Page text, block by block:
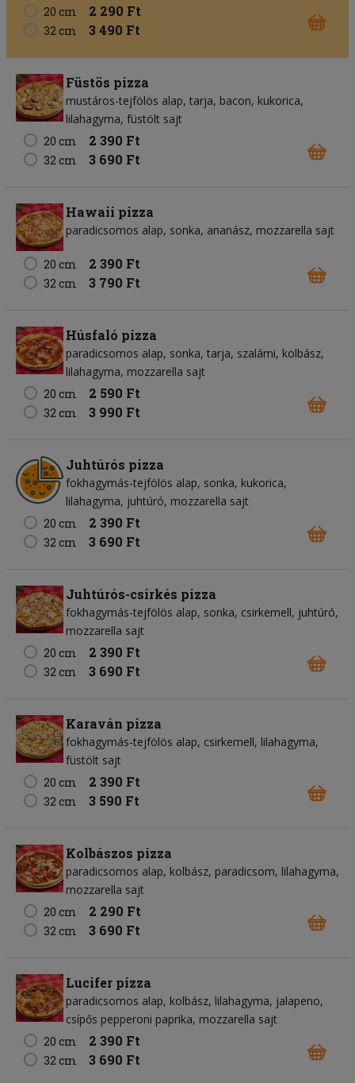
20 cm
2 290 Ft
32 cm 3 490 Ft
Füstös pizza
mustáros-tejfölös alap tarja bacon kukorica
lilahagyma füstölt sajt
20 cm
2 390 Ft
32 cm 3 690 Ft
Hawaii pizza
paradicsomos alap sonka ananász mozzarella sajt
20 cm 2 390 Ft
32 cm 3 790 Ft
Húsfaló pizza
paradicsomos alap sonka tarja szalámi kolbász
lilahagyma mozzarella sajt
20 cm
2 590 Ft
32 cm 3 990 Ft
Juhtúrós pizza
fokhagymás-tejfölös alap sonka kukorica
lilahagyma juhtúró mozzarella sajt
20 cm
2 390 Ft
32 cm 3 690 Ft
Juhtúrós-csirkés pizza
fokhagymás-tejfölös alap sonka csirkemell juhtúró
mozzarella sajt
20 cm
2 390 Ft
32 cm 3 690 Ft
Karaván pizza
fokhagymás-tejfölös alap csirkemell lilahagyma
füstölt sajt
20 cm
2 390 Ft
32 cm 3 590 Ft
Kolbászos pizza
paradicsomos alap kolbász paradicsom lilahagyma
mozzarella sajt
20 cm
2 290 Ft
32 cm 3 690 Ft
Lucifer pizza
paradicsomos alap kolbász lilahagyma jalapeno
csípős pepperoni paprika mozzarella sajt
20 cm
2 390 Ft
32 cm 3 690 Ft